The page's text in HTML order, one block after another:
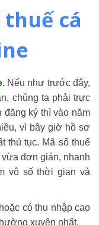
cá
Nếu như trước đây,
chúng ta phải trực
ký thì vào năm
vì bây giờ hồ sơ
thủ tục. Mã số thuế
đơn giản, nhanh
vô số thời gian và
có thu nhập cao
xuyên nhất.